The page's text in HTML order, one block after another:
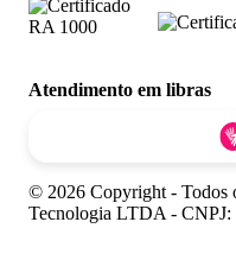
Atendimento em libras
© 2026 Copyright - Todos
Tecnologia LTDA - CNPJ: